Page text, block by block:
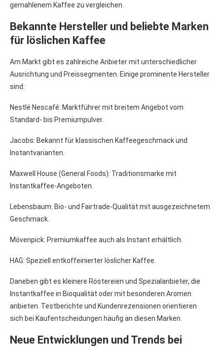
gemahlenem Kaffee zu vergleichen.
Bekannte Hersteller und beliebte Marken
für löslichen Kaffee
Am Markt gibt es zahlreiche Anbieter mit unterschiedlicher
Ausrichtung und Preissegmenten. Einige prominente Hersteller
sind:
Nestlé Nescafé: Marktführer mit breitem Angebot vom
Standard- bis Premiumpulver.
Jacobs: Bekannt für klassischen Kaffeegeschmack und
Instantvarianten.
Maxwell House (General Foods): Traditionsmarke mit
Instantkaffee-Angeboten.
Lebensbaum: Bio- und Fairtrade-Qualität mit ausgezeichnetem
Geschmack.
Mövenpick: Premiumkaffee auch als Instant erhältlich.
HAG: Speziell entkoffeinierter löslicher Kaffee.
Daneben gibt es kleinere Röstereien und Spezialanbieter, die
Instantkaffee in Bioqualität oder mit besonderen Aromen
anbieten. Testberichte und Kundenrezensionen orientieren
sich bei Kaufentscheidungen häufig an diesen Marken.
Neue Entwicklungen und Trends bei